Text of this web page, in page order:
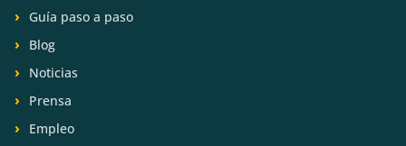
Guía paso a paso
Blog
Noticias
Prensa
Empleo